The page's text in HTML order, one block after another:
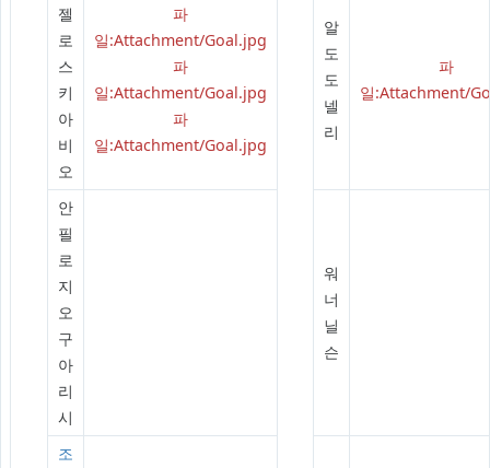
젤
로
스
키
아
비
오
파
일:Attachment/Goal.jpg
파
일:Attachment/Goal.jpg
파
일:Attachment/Goal.jpg
알
도
도
넬
리
파
일:Attachment/
안
필
로
지
오
구
아
리
시
워
너
닐
슨
조